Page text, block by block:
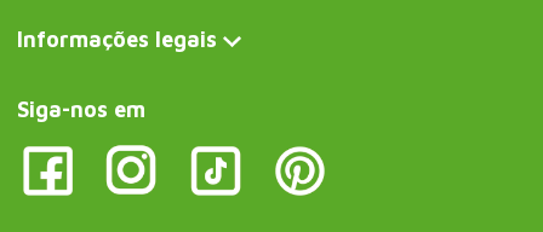
Informações legais
Siga-nos em